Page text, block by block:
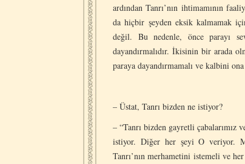
ardından Tanrı’nın ihtimamının
da hiçbir şeyden eksik kalmamak
değil. Bu nedenle, önce parayı
dayandırmalıdır. İkisinin bir arada
paraya dayandırmamalı ve kalbini
– Üstat, Tanrı bizden ne istiyor?
– “Tanrı bizden gayretli çabalarımız
istiyor. Diğer her şeyi O veriyor.
Tanrı’nın merhametini istemeli ve